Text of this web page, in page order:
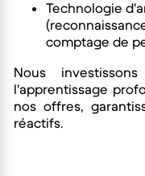
Technologie
comptage de
Nous
l'apprentissage
nos offres,
réactifs.